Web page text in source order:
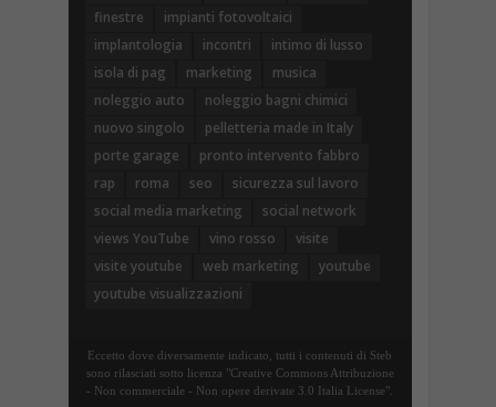
finestre
impianti fotovoltaici
implantologia
incontri
intimo di lusso
isola di pag
marketing
musica
noleggio auto
noleggio bagni chimici
nuovo singolo
pelletteria made in Italy
porte garage
pronto intervento fabbro
rap
roma seo
sicurezza sul lavoro
social media marketing
social network
views YouTube
vino rosso
visite
visite youtube
web marketing
youtube
youtube visualizzazioni
Eccetto dove diversamente indicato, tutti i contenuti di Steb
sono rilasciati sotto licenza "Creative Commons Attribuzione
- Non commerciale - Non opere derivate 3.0 Italia License".